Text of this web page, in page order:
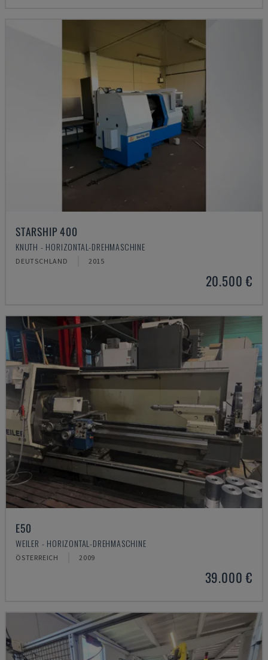
STARSHIP 400
KNUTH - HORIZONTAL-DREHMASCHINE
DEUTSCHLAND 2015
20.500 €
E50
WEILER - HORIZONTAL-DREHMASCHINE
ÖSTERREICH 2009
39.000 €